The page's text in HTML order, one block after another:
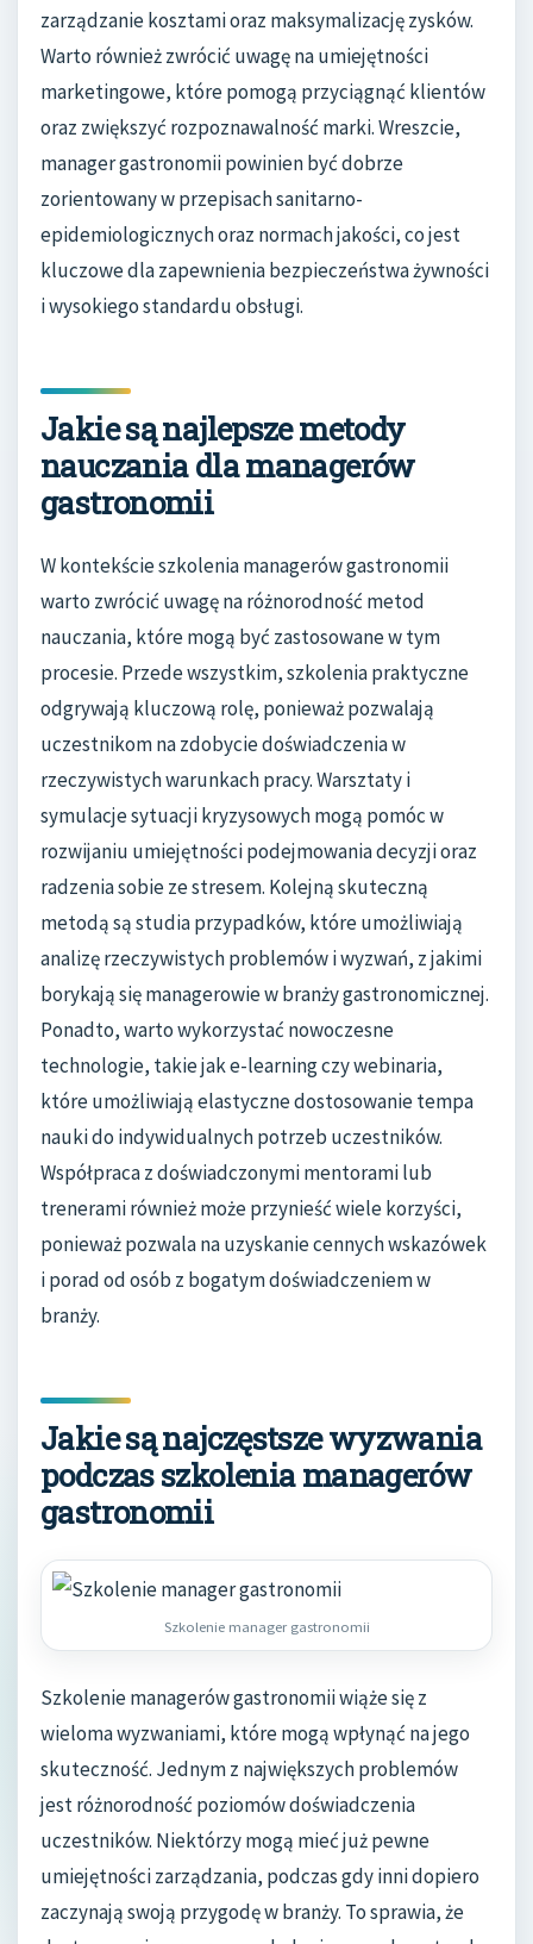
zarządzanie kosztami oraz maksymalizację zysków.
Warto również zwrócić uwagę na umiejętności
marketingowe, które pomogą przyciągnąć klientów
oraz zwiększyć rozpoznawalność marki. Wreszcie,
manager gastronomii powinien być dobrze
zorientowany w przepisach sanitarno-
epidemiologicznych oraz normach jakości, co jest
kluczowe dla zapewnienia bezpieczeństwa żywności
i wysokiego standardu obsługi.
Jakie są najlepsze metody
nauczania dla managerów
gastronomii
W kontekście szkolenia managerów gastronomii
warto zwrócić uwagę na różnorodność metod
nauczania, które mogą być zastosowane w tym
procesie. Przede wszystkim, szkolenia praktyczne
odgrywają kluczową rolę, ponieważ pozwalają
uczestnikom na zdobycie doświadczenia w
rzeczywistych warunkach pracy. Warsztaty i
symulacje sytuacji kryzysowych mogą pomóc w
rozwijaniu umiejętności podejmowania decyzji oraz
radzenia sobie ze stresem. Kolejną skuteczną
metodą są studia przypadków, które umożliwiają
analizę rzeczywistych problemów i wyzwań, z jakimi
borykają się managerowie w branży gastronomicznej.
Ponadto, warto wykorzystać nowoczesne
technologie, takie jak e-learning czy webinaria,
które umożliwiają elastyczne dostosowanie tempa
nauki do indywidualnych potrzeb uczestników.
Współpraca z doświadczonymi mentorami lub
trenerami również może przynieść wiele korzyści,
ponieważ pozwala na uzyskanie cennych wskazówek
i porad od osób z bogatym doświadczeniem w
branży.
Jakie są najczęstsze wyzwania
podczas szkolenia managerów
gastronomii
Szkolenie manager gastronomii
Szkolenie managerów gastronomii wiąże się z
wieloma wyzwaniami, które mogą wpłynąć na jego
skuteczność. Jednym z największych problemów
jest różnorodność poziomów doświadczenia
uczestników. Niektórzy mogą mieć już pewne
umiejętności zarządzania, podczas gdy inni dopiero
zaczynają swoją przygodę w branży. To sprawia, że